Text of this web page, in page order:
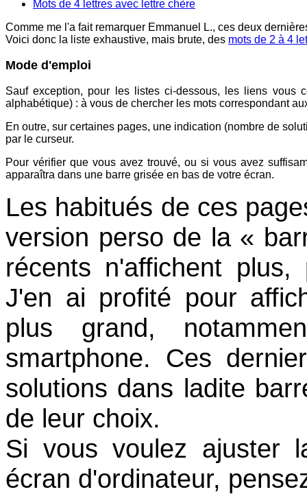
Mots de 4 lettres avec lettre chère
Comme me l'a fait remarquer Emmanuel L., ces deux
Voici donc la liste exhaustive, mais brute, des mots de 2 à 4
Mode d'emploi
Sauf exception, pour les listes ci-dessous, les liens vous
alphabétique) : à vous de chercher les mots correspondant
En outre, sur certaines pages, une indication (nombre de
par le curseur.
Pour vérifier que vous avez trouvé, ou si vous avez
apparaîtra dans une barre grisée en bas de votre écran.
Les habitués de ces
version perso de la «
récents n'affichent
J'en ai profité pour
plus grand,
smartphone. Ces
solutions dans ladite
de leur choix.
Si vous voulez ajuster
écran d'ordinateur,